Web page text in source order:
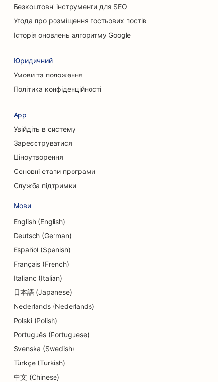
SEO для хіропрактиків
SEO для котячих кафе
SEO для магазинів одягу
SEO для черепно-лицьових хірургів
SEO для кредитних спілок
SEO для консалтингових компаній
SEO для послуг боргового консультування
SEO для танцювальних студій
SEO для послуг дермабразії
SEO для делікатесів
SEO для стоматологічних клінік
SEO для магазинів деталей
SEO для ресторанів
SEO для кексових магазинів
за дітьми
Безкоштовні інструменти для SEO
Угода про розміщення гостьових постів
Історія оновлень алгоритму Google
Юридичний
Умови та положення
Політика конфіденційності
App
Увійдіть в систему
Зареєструватися
Ціноутворення
Основні етапи програми
Служба підтримки
Мови
English (English)
Deutsch (German)
Español (Spanish)
Français (French)
Italiano (Italian)
日本語 (Japanese)
Nederlands (Nederlands)
Polski (Polish)
Português (Portuguese)
Svenska (Swedish)
Türkçe (Turkish)
中文 (Chinese)